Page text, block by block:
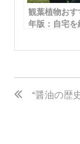
観葉植物お
年版：自宅を
全ガイド
投
稿
“醤油の歴